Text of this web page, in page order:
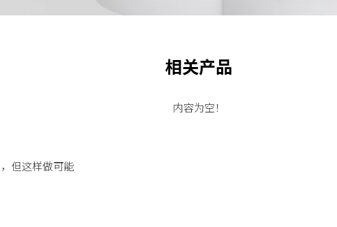
但这样做可能
相关产品
内容为空！